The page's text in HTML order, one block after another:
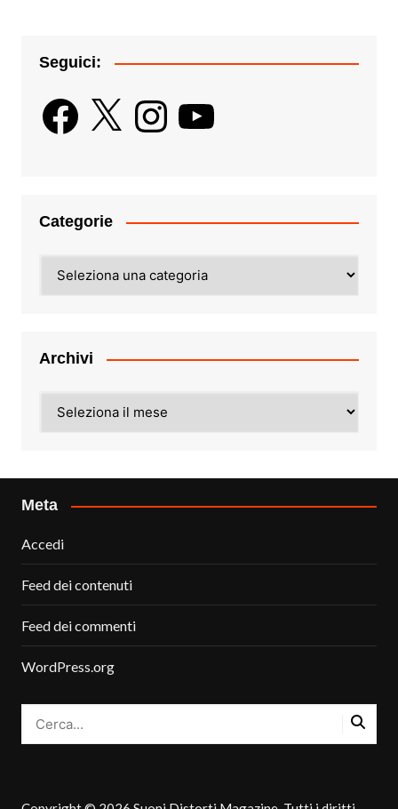
Seguici:
Facebook
X InstagramYouTube
Categorie
Archivi
Meta
Accedi
Feed dei contenuti
Feed dei commenti
WordPress.org